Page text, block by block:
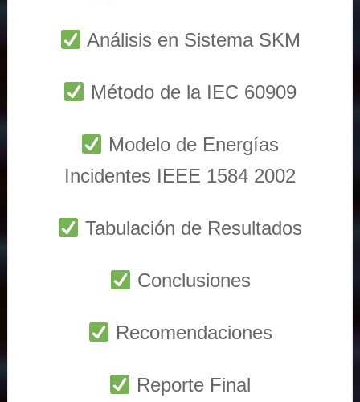
Análisis en Sistema SKM
Método de la IEC 60909
Modelo de Energías
Incidentes IEEE 1584 2002
Tabulación de Resultados
Conclusiones
Recomendaciones
Reporte Final